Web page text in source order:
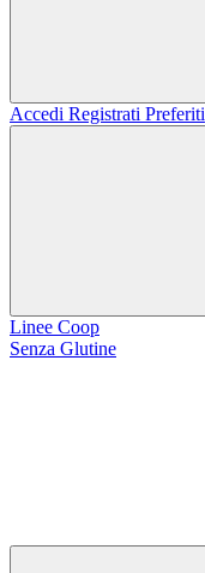
Accedi Registrati Preferiti
Linee Coop
Senza Glutine